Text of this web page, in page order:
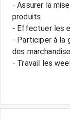
- Assurer la
produits
- Effectuer les
- Participer à la
des
- Travail les